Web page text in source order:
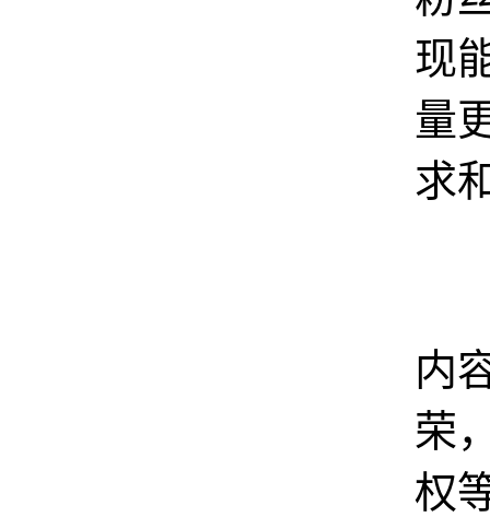
现
量
求
内
荣
权